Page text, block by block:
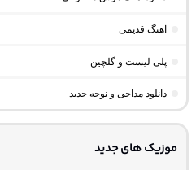
اهنگ قدیمی
پلی لیست و گلچین
دانلود مداحی و نوحه جدید
موزیک های جدید